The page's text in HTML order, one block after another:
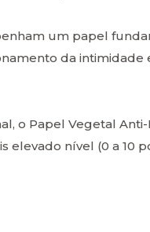
um papel
da intimidade
o Papel Vegetal
elevado nível (0 a 10